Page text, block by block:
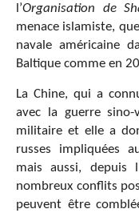
l’Organisation de
menace islamiste, que
navale américaine
Baltique comme en
La Chine, qui a
avec la guerre sino-
militaire et elle a
russes impliquées
mais aussi, depuis
nombreux conflits
peuvent être